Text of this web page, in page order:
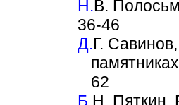
Н.В.
36-46
Д.Г.
62
Б.Н. Пяткин.